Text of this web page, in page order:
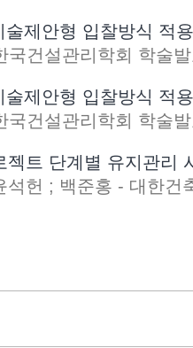
제안형 입찰방식 적
국건설관리학회 학술
제안형 입찰방식 적
국건설관리학회 학술
젝트 단계별 유지관리
석헌 ; 백준홍 - 대한건